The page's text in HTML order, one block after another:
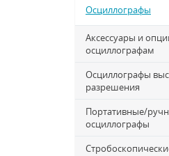
Осциллографы
Аксессуары и
осциллографам
Осциллографы
разрешения
Портативные/
осциллографы